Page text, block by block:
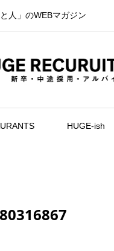
人」のWEBマガジン
HUGE-ish